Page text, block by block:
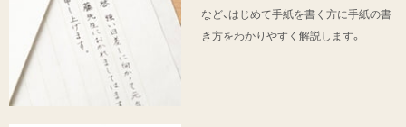
など、はじめて手紙を書く方に手紙の書
き方をわかりやすく解説します。